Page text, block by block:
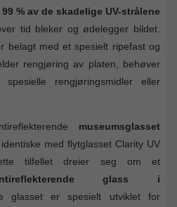
99 % av de skadelige UV-strålene
tid bleker og ødelegger bildet.
belagt med et spesielt ripefast og
rengjøring av platen, behøver
rengjøringsmidler eller
museumsglasset
med flytglasset Clarity UV
tilfellet dreier seg om et
glass i
glasset er spesielt utviklet for